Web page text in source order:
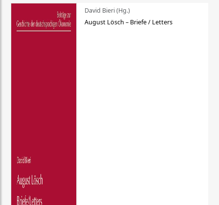
David Bieri (Hg.)
August Lösch – Briefe / Letters